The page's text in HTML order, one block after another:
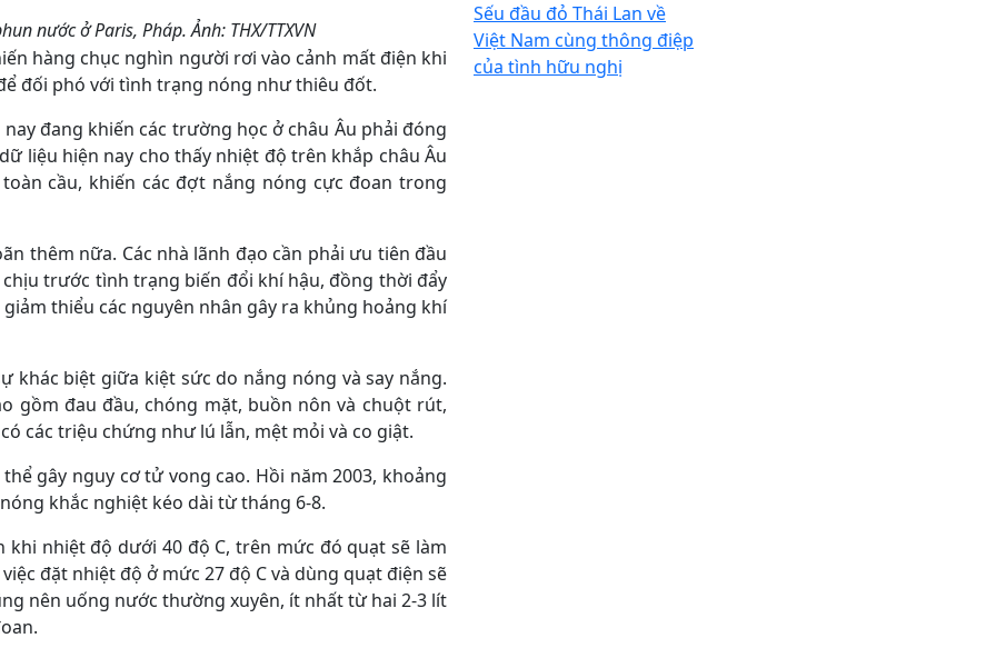
nước ở Paris, Pháp. Ảnh: THX/TTXVN
hàng chục nghìn người rơi vào cảnh mất điện khi
đối phó với tình trạng nóng như thiêu đốt.
đang khiến các trường học ở châu Âu phải đóng
liệu hiện nay cho thấy nhiệt độ trên khắp châu Âu
cầu, khiến các đợt nắng nóng cực đoan trong
thêm nữa. Các nhà lãnh đạo cần phải ưu tiên đầu
trước tình trạng biến đổi khí hậu, đồng thời đẩy
thiểu các nguyên nhân gây ra khủng hoảng khí
khác biệt giữa kiệt sức do nắng nóng và say nắng.
gồm đau đầu, chóng mặt, buồn nôn và chuột rút,
các triệu chứng như lú lẫn, mệt mỏi và co giật.
gây nguy cơ tử vong cao. Hồi năm 2003, khoảng
khắc nghiệt kéo dài từ tháng 6-8.
nhiệt độ dưới 40 độ C, trên mức đó quạt sẽ làm
đặt nhiệt độ ở mức 27 độ C và dùng quạt điện sẽ
nên uống nước thường xuyên, ít nhất từ hai 2-3 lít
Sếu đầu đỏ Thái Lan về
Việt Nam cùng thông điệp
của tình hữu nghị